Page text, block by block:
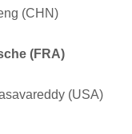
(CHN)
(FRA)
(USA)